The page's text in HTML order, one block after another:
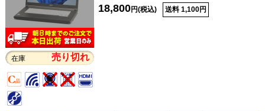
在庫 売り切れ
18,800円(税込) 送料 1,100円